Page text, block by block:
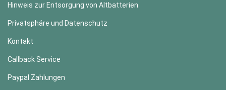
Hinweis zur Entsorgung von Altbatterien
Privatsphäre und Datenschutz
Kontakt
Callback Service
Paypal Zahlungen